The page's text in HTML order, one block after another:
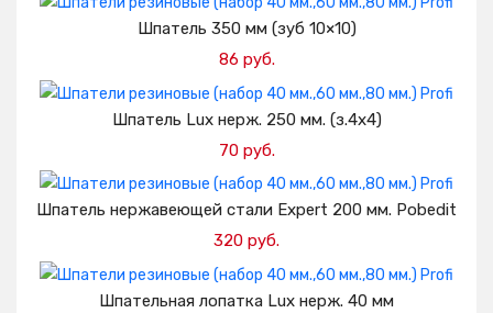
Добавить в корзину
Шпатель 350 мм (зуб 10×10)
86 руб.
Добавить в корзину
Шпатель Lux нерж. 250 мм. (з.4х4)
70 руб.
Добавить в корзину
Шпатель нержавеющей стали Expert 200 мм. Pobedit
320 руб.
Добавить в корзину
Шпательная лопатка Lux нерж. 40 мм